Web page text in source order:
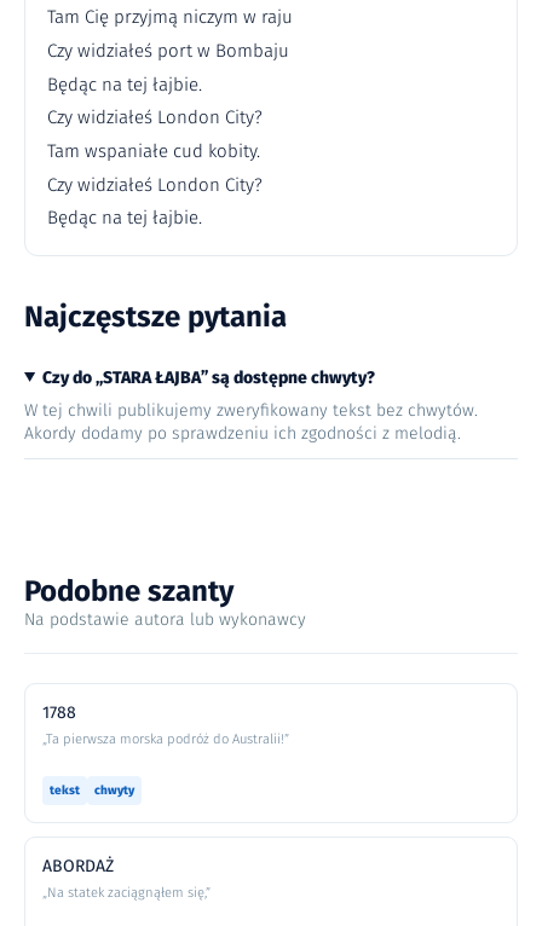
Tam Cię przyjmą niczym w raju
Czy widziałeś port w Bombaju
Będąc na tej łajbie.
Czy widziałeś London City?
Tam wspaniałe cud kobity.
Czy widziałeś London City?
Będąc na tej łajbie.
Najczęstsze pytania
Czy do „STARA ŁAJBA” są dostępne chwyty?
W tej chwili publikujemy zweryfikowany tekst bez chwytów.
Akordy dodamy po sprawdzeniu ich zgodności z melodią.
Podobne szanty
Na podstawie autora lub wykonawcy
1788
„Ta pierwsza morska podróż do Australii!”
tekst chwyty
ABORDAŻ
„Na statek zaciągnąłem się,”